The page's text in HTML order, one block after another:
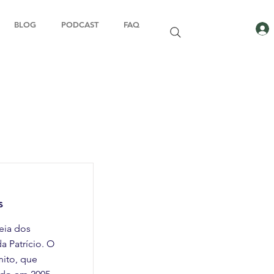
BLOG PODCAST FAQ
dos
Patrício. O
que